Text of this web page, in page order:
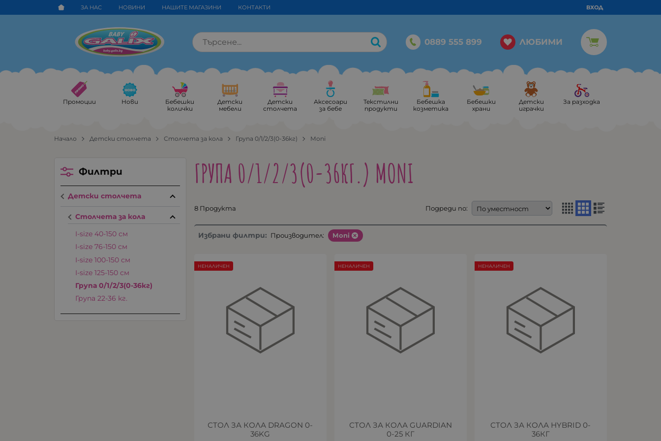
ЗА НАС НОВИНИ НАШИТЕ МАГАЗИНИ КОНТАКТИ ВХОД
0889 555 899 ЛЮБИМИ
Промоции Нови
Бебешки
колички
Детски
мебели
Детски
столчета
Аксесоари
за бебе
Текстилни
продукти
Бебешка
козметика
Бебешки
храни
Детски
играчки
За разходка
Начало Детски столчета Столчета за кола Група 0/1/2/3(0-36кг) Moni
ГРУПА 0/1/2/3(0-36КГ.) MONI
8 Продукта Подреди по:
Избрани филтри: Производител: Moni
СТОЛ ЗА КОЛА DRAGON 0-
36KG
НЕНАЛИЧЕН
СТОЛ ЗА КОЛА GUARDIAN
0-25 КГ
НЕНАЛИЧЕН
СТОЛ ЗА КОЛА HYBRID 0-
36КГ
НЕНАЛИЧЕН
Филтри
Детски столчета
Столчета за кола
I-size 40-150 см
I-size 76-150 см
I-size 100-150 см
I-size 125-150 см
Група 0/1/2/3(0-36кг)
Група 22-36 кг.